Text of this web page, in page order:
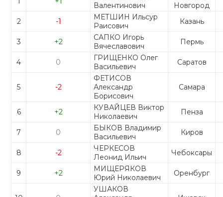
Валентинович
Новгород
2
-1
МЕТШИН Ильсур
Раисович
Казань
3 +2
САПКО Игорь
Вячеславович
Пермь
4 0
ГРИЩЕНКО Олег
Васильевич
Саратов
5 -2
ФЕТИСОВ
Александр
Борисович
Самара
6 +2
КУВАЙЦЕВ Виктор
Николаевич
Пенза
7 0
БЫКОВ Владимир
Васильевич
Киров
8 -2
ЧЕРКЕСОВ
Леонид Ильич
Чебоксары
9 +2
МИЩЕРЯКОВ
Юрий Николаевич
Оренбург
УШАКОВ